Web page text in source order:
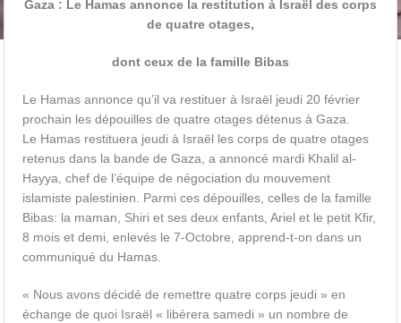
Gaza : Le Hamas annonce la restitution à Israël des corps
de quatre otages,
dont ceux de la famille Bibas
Le Hamas annonce qu’il va restituer à Israël jeudi 20 février
prochain les dépouilles de quatre otages détenus à Gaza.
Le Hamas restituera jeudi à Israël les corps de quatre otages
retenus dans la bande de Gaza, a annoncé mardi Khalil al-
Hayya, chef de l’équipe de négociation du mouvement
islamiste palestinien. Parmi ces dépouilles, celles de la famille
Bibas: la maman, Shiri et ses deux enfants, Ariel et le petit Kfir,
8 mois et demi, enlevés le 7-Octobre, apprend-t-on dans un
communiqué du Hamas.
« Nous avons décidé de remettre quatre corps jeudi » en
échange de quoi Israël « libérera samedi » un nombre de